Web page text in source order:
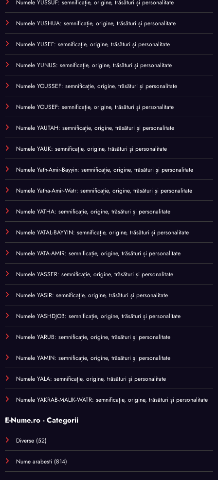
Numele YUSSUF: semnificație, origine, trăsături și personalitate
Numele YUSHUA: semnificație, origine, trăsături și personalitate
Numele YUSEF: semnificație, origine, trăsături și personalitate
Numele YUNUS: semnificație, origine, trăsături și personalitate
Numele YOUSSEF: semnificație, origine, trăsături și personalitate
Numele YOUSEF: semnificație, origine, trăsături și personalitate
Numele YAUTAH: semnificație, origine, trăsături și personalitate
Numele YAUK: semnificație, origine, trăsături și personalitate
Numele Yath-Amir-Bayyin: semnificație, origine, trăsături și personalitate
Numele Yatha-Amir-Watr: semnificație, origine, trăsături și personalitate
Numele YATHA: semnificație, origine, trăsături și personalitate
Numele YATAL-BAYYIN: semnificație, origine, trăsături și personalitate
Numele YATA-AMIR: semnificație, origine, trăsături și personalitate
Numele YASSER: semnificație, origine, trăsături și personalitate
Numele YASIR: semnificație, origine, trăsături și personalitate
Numele YASHDJOB: semnificație, origine, trăsături și personalitate
Numele YARUB: semnificație, origine, trăsături și personalitate
Numele YAMIN: semnificație, origine, trăsături și personalitate
Numele YALA: semnificație, origine, trăsături și personalitate
Numele YAKRAB-MALIK-WATR: semnificație, origine, trăsături și personalitate
E-Nume.ro - Categorii
Diverse (52)
Nume arabesti (814)